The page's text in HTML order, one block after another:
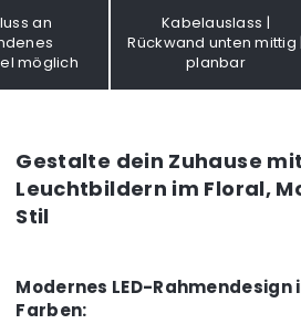
an
möglich
Kabelauslass |
Rückwand unten mittig |
planbar
Gestalte dein Zuhause mit
Leuchtbildern im Floral,
Stil
Modernes LED-Rahmendesign
Farben: